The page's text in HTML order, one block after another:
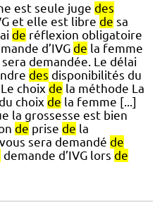
est seule juge des
et elle est libre de sa
de réflexion obligatoire
d’IVG de la femme
demandée. Le délai
des disponibilités du
choix de la méthode La
choix de la femme [...]
la grossesse est bien
de prise de la
sera demandé de
demande d’IVG lors de